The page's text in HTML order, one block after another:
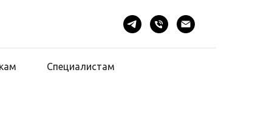
Специалистам